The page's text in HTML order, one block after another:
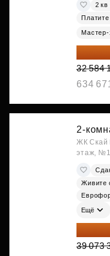
2 кв
Платите
Мастер-
31
32 584
634
2-
ЖК Скай
этаж,
Живите
Ещё
34
39 073